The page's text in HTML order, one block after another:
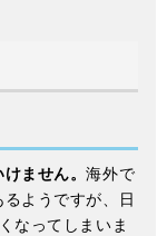
けません。海外で
ようですが、日
なってしまいま